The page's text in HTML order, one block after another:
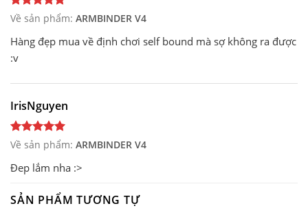
Về sản phẩm: ARMBINDER V4
Hàng đẹp mua về định chơi self bound mà sợ không ra được
:v
IrisNguyen
Về sản phẩm: ARMBINDER V4
Đep lắm nha :>
SẢN PHẨM TƯƠNG TỰ